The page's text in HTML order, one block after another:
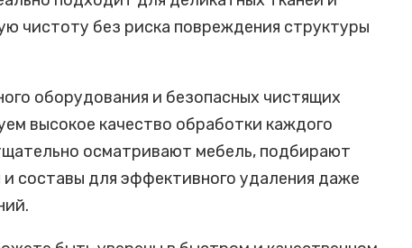
чистоту без риска повреждения структуры
оборудования и безопасных чистящих
высокое качество обработки каждого
осматривают мебель, подбирают
составы для эффективного удаления даже